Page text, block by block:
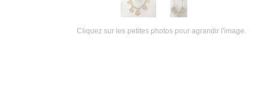
Cliquez sur les petites photos pour agrandir l'image.